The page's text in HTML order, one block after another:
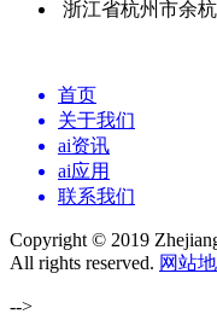
浙江省杭州市余
首页
关于我们
ai资讯
ai应用
联系我们
Copyright © 2019
All rights reserved. 网站
-->